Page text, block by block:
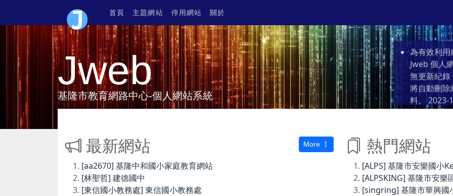
首頁 主題網站 停用網站 關於
Jweb
基隆市教育網路中心-個人網站系統
為有效利
Jweb 個人
無更新紀
將自動刪
料。 2023-
最新網站 More
[aa2670] 基隆中和國小家庭教育網站
[林聖哲] 建德國中
[東信國小教務處] 東信國小教務處
熱門網站
[ALPS] 基隆市安樂國小
[ALPSKING] 基隆市安樂
[singring] 基隆市華興國